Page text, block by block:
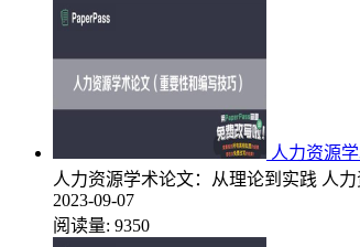
人力资源
人力资源学术论文：从理论到实践 人
2023-09-07
阅读量: 9350